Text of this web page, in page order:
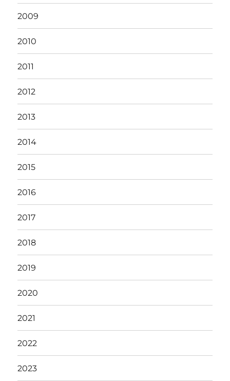
2009
2010
2011
2012
2013
2014
2015
2016
2017
2018
2019
2020
2021
2022
2023